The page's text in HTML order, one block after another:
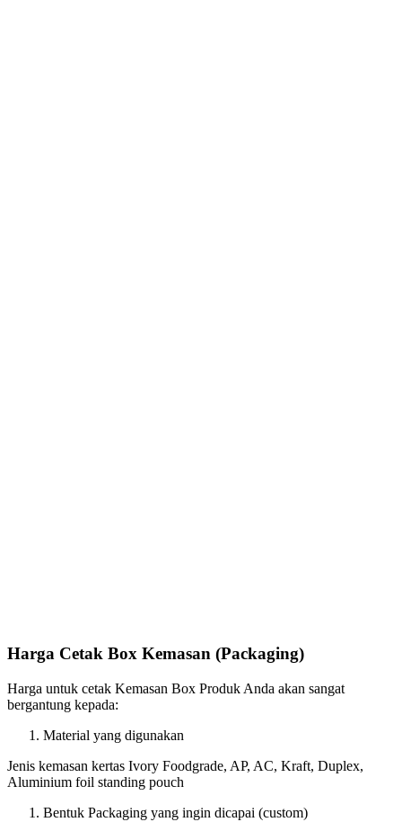
Harga Cetak Box Kemasan (Packaging)
Harga untuk cetak Kemasan Box Produk Anda akan sangat
bergantung kepada:
Material yang digunakan
Jenis kemasan kertas Ivory Foodgrade, AP, AC, Kraft, Duplex,
Aluminium foil standing pouch
Bentuk Packaging yang ingin dicapai (custom)